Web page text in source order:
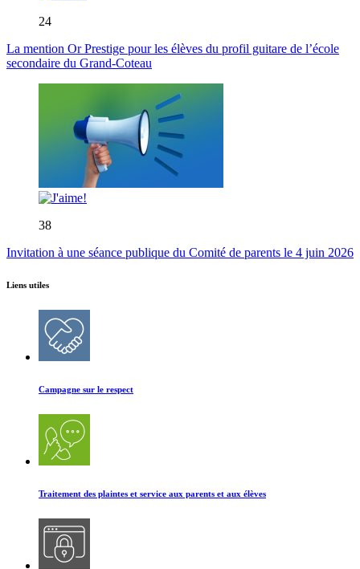
24
La mention Or Prestige pour les élèves du profil guitare de l’école
secondaire du Grand-Coteau
38
Invitation à une séance publique du Comité de parents le 4 juin 2026
Liens utiles
Campagne sur le respect
Traitement des plaintes et service aux parents et aux élèves